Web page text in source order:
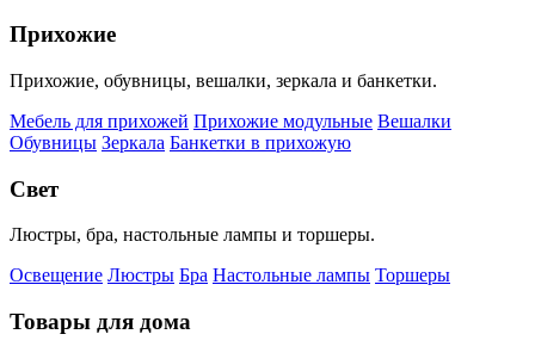
Прихожие
Прихожие, обувницы, вешалки, зеркала и банкетки.
Мебель для прихожей Прихожие модульные Вешалки
Обувницы Зеркала Банкетки в прихожую
Свет
Люстры, бра, настольные лампы и торшеры.
Освещение Люстры Бра Настольные лампы Торшеры
Товары для дома